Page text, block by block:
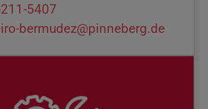
5407
bermudez@pinneberg.de